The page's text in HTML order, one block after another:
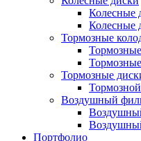
Колесные
Колесные
Тормозные
Тормозные
Воздушный
Портфолио